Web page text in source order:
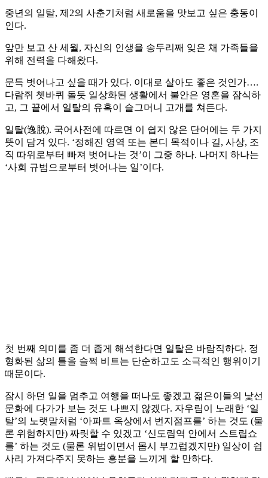
중년의 일탈, 제2의 사춘기처럼 새로움을 맛보고 싶은 충동이
인다.
앞만 보고 산 세월, 자신의 인생을 송두리째 잊은 채 가족들을
위해 전력을 다해왔다.
문득 벗어나고 싶을 때가 있다. 이대로 살아도 좋은 것인가….
다람쥐 쳇바퀴 돌듯 일상화된 생활에서 불안은 영혼을 잠식하
고, 그 끝에서 일탈의 유혹이 슬그머니 고개를 쳐든다.
일탈(逸脫). 국어사전에 따르면 이 쉽지 않은 단어에는 두 가지
뜻이 담겨 있다. ‘정해진 영역 또는 본디 목적이나 길, 사상, 조
직 따위로부터 빠져 벗어나는 것’이 그중 하나. 나머지 하나는
‘사회 규범으로부터 벗어나는 일’이다.
첫 번째 의미를 좀 더 좁게 해석한다면 일탈은 바람직하다. 정
형화된 삶의 틀을 슬쩍 비트는 단순하고도 소극적인 행위이기
때문이다.
잠시 하던 일을 멈추고 여행을 떠나도 좋겠고 젊은이들의 낯선
문화에 다가가 보는 것도 나쁘지 않겠다. 자우림이 노래한 ‘일
탈’의 노랫말처럼 ‘아파트 옥상에서 번지점프를’ 하는 것도 (물
론 위험하지만) 짜릿할 수 있겠고 ‘신도림역 안에서 스트립쇼
를’ 하는 것도 (물론 위법이면서 몹시 부끄럽겠지만) 일상이 쉽
사리 가져다주지 못하는 흥분을 느끼게 할 만하다.